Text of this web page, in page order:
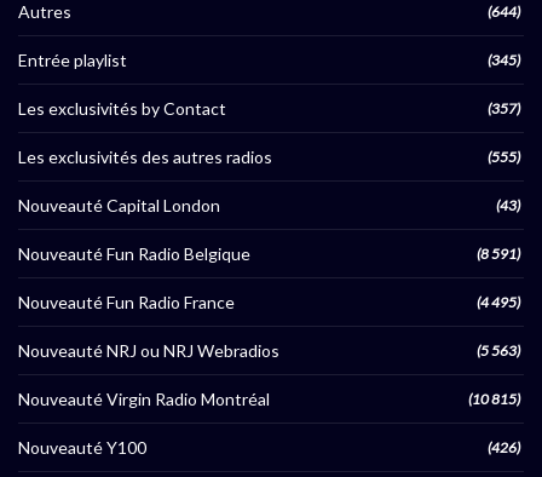
Autres (644)
Entrée playlist (345)
Les exclusivités by Contact (357)
Les exclusivités des autres radios (555)
Nouveauté Capital London (43)
Nouveauté Fun Radio Belgique (8 591)
Nouveauté Fun Radio France (4 495)
Nouveauté NRJ ou NRJ Webradios (5 563)
Nouveauté Virgin Radio Montréal (10 815)
Nouveauté Y100 (426)